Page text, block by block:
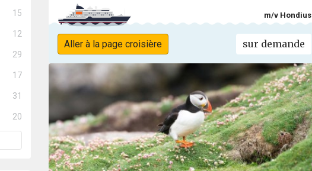
15
12
29
17
31
20
m/v Hondius
Aller à la page croisière sur demande